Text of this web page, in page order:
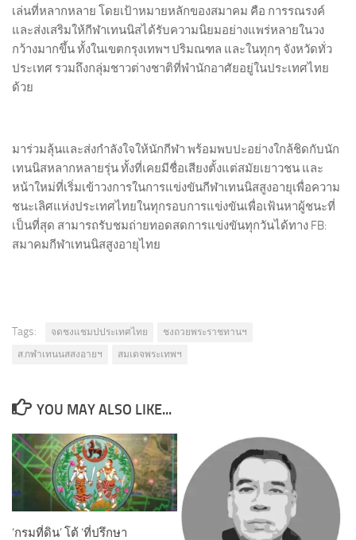
เล่นที่หลากหลาย โดยเป้าหมายหลักของสมาคม คือ การรณรงค์
และส่งเสริมให้กีฬาเทนนิสได้รับความนิยมอย่างแพร่หลายในวง
กว้างมากขึ้น ทั้งในเขตกรุงเทพฯ ปริมณฑล และในทุกๆ จังหวัดทั่ว
ประเทศ รวมถึงกลุ่มชาวต่างชาติที่พำนักอาศัยอยู่ในประเทศไทย
ด้วย
มาร่วมลุ้นและส่งกำลังใจให้นักกีฬา พร้อมพบปะอย่างใกล้ชิดกับนัก
เทนนิสหลากหลายรุ่น ทั้งที่เคยมีชื่อเสียงตั้งแต่สมัยเยาวชน และ
หน้าใหม่ที่เริ่มเข้าวงการในการแข่งขันกีฬาเทนนิสสูงอายุเพื่อความ
ชนะเลิศแห่งประเทศไทยในทุกรอบการแข่งขันเพื่อเฟ้นหาผู้ชนะที่
เป็นที่สุด สามารถรับชมถ่ายทอดสดการแข่งขันทุกวันได้ทาง FB:
สมาคมกีฬาเทนนิสสูงอายุไทย
Tags: จดชงแชมปประเทศไทย
ชงถวยพระราชทานฯ
ส.กฬาเทนนสสงอายฯ
สมเดจพระเทพฯ
YOU MAY ALSO LIKE...
‘กรมที่ดิน’ โต้ ‘ที่ปรึกษา